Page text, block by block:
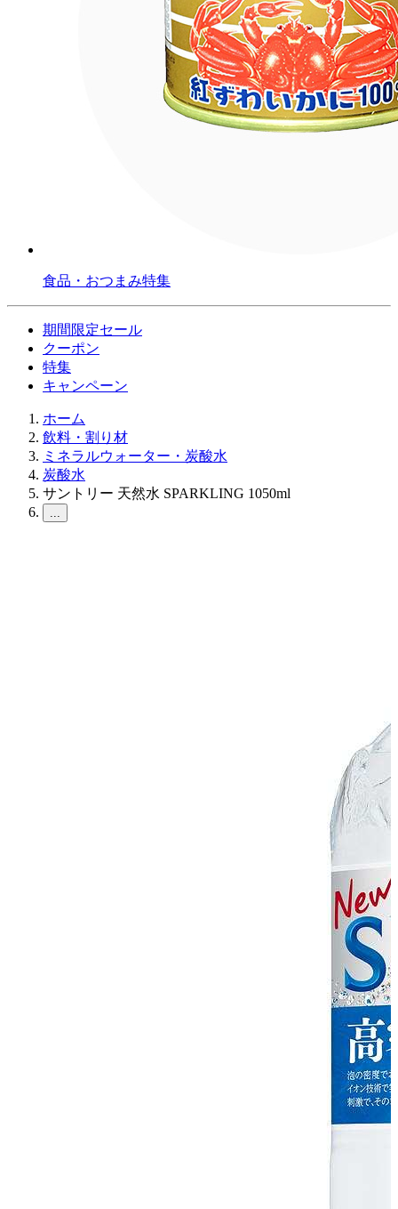
食品・おつまみ特集
期間限定セール
クーポン
特集
キャンペーン
ホーム
飲料・割り材
ミネラルウォーター・炭酸水
炭酸水
サントリー 天然水 SPARKLING 1050ml
...